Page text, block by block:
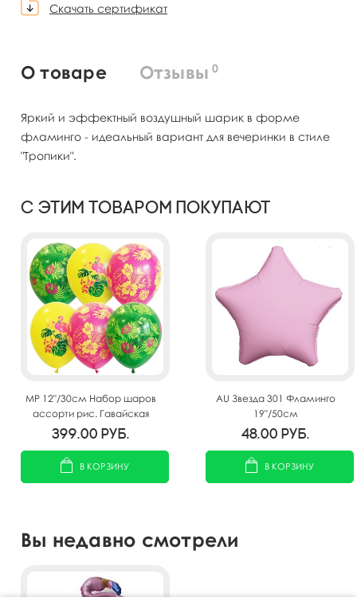
Скачать сертификат
О товаре Отзывы 0
Яркий и эффектный воздушный шарик в форме
фламинго - идеальный вариант для вечеринки в стиле
"Тропики".
С этим товаром покупают
MP 12"/30см Набор шаров
ассорти рис. Гавайская
Вечеринка 25шт
399.00 руб.
В КОРЗИНУ
AU Звезда 301 Фламинго
19"/50см
48.00 руб.
В КОРЗИНУ
Вы недавно смотрели